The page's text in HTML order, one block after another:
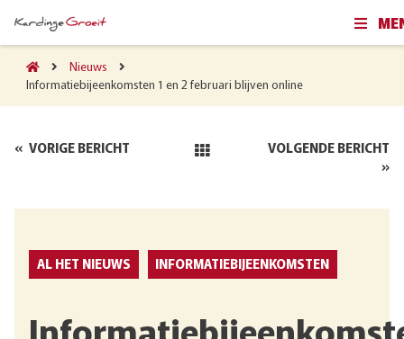
Nieuws
Informatiebijeenkomsten 1 en 2 februari blijven online
« VORIGE BERICHT
VOLGENDE BERICHT
»
AL HET NIEUWS INFORMATIEBIJEENKOMSTEN